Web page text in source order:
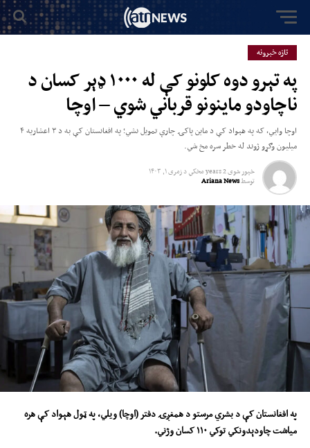
تازه خبرونه
په تېرو دوه کلونو کې له ۱۰۰۰ ډېر کسان د
ناچاودو ماینونو قرباني شوي – اوچا
اوچا وايي، که په هېواد کې د ماین پاکۍ چارې تمویل نشي؛ په افغانستان کې به د ۳ اعشاریه ۴
میلیون وګړو ژوند له خطر سره مخ شي.
خپور شوی2 years مخکي دزمری ۱, ۱۴۰۳
توسطAriana News
په افغانستان کې د بشري مرستو د همغږۍ دفتر (اوچا) ويلي، په ټول هېواد کې هره
میاشت چاودېدونکي توکي۱۱۰کسان وژني.